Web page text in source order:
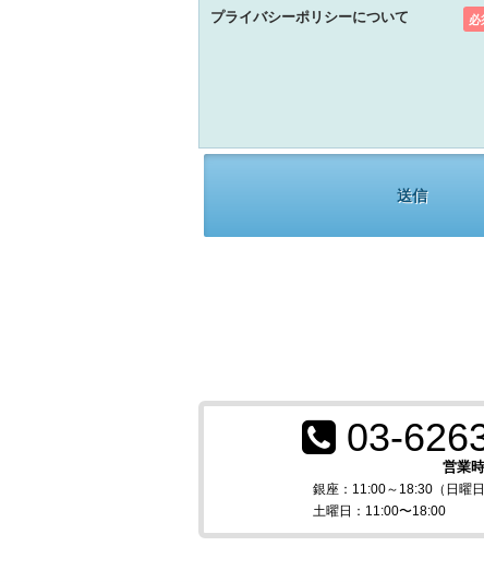
プライバシーポリシーについて 必
03-
営業
銀座：11:00～18:30（日曜
土曜日：11:00〜18:00